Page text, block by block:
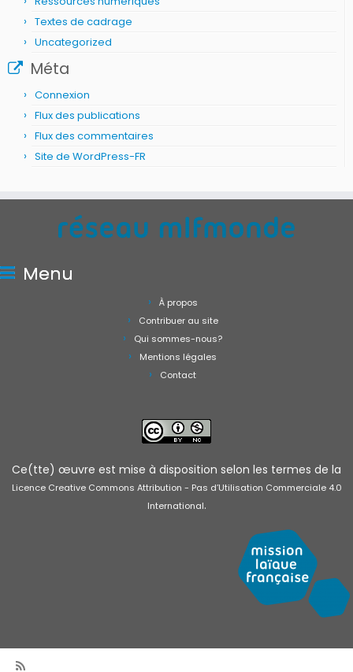
Textes de cadrage
Uncategorized
Méta
Connexion
Flux des publications
Flux des commentaires
Site de WordPress-FR
Menu
À propos
Contribuer au site
Qui sommes-nous?
Mentions légales
Contact
Ce(tte) œuvre est mise à disposition selon les termes de la
Licence Creative Commons Attribution - Pas d’Utilisation Commerciale 4.0
International.